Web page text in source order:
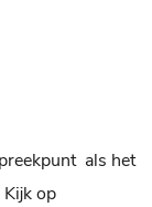
als het
op